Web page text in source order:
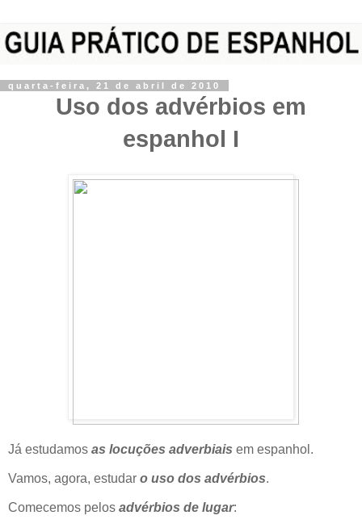
quarta-feira, 21 de abril de 2010
Uso dos advérbios em
espanhol I
Já estudamos as locuções adverbiais em espanhol.
Vamos, agora, estudar o uso dos advérbios.
Comecemos pelos advérbios de lugar: